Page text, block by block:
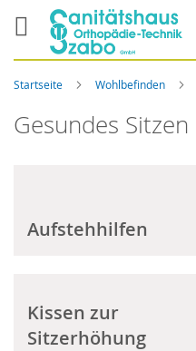
Startseite Wohlbefinden
Gesundes Sitzen
Aufstehhilfen
Kissen zur
Sitzerhöhung